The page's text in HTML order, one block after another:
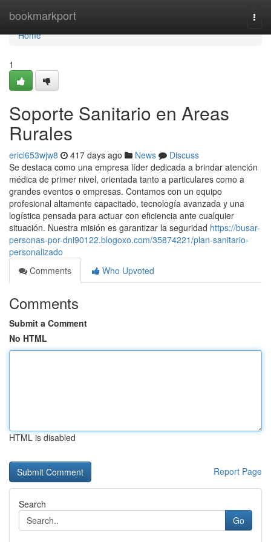
bookmarkport
Home
Home
1
Soporte Sanitario en Areas
Rurales
ericl653wjw8 417 days ago News
Discuss
Se destaca como una empresa líder dedicada a brindar atención
médica de primer nivel, orientada tanto a particulares como a
grandes eventos o empresas. Contamos con un equipo
profesional altamente capacitado, tecnología avanzada y una
logística pensada para actuar con eficiencia ante cualquier
situación. Nuestra misión es garantizar la seguridad https://busar-
personas-por-dni90122.blogoxo.com/35874221/plan-sanitario-
personalizado
Comments
Who Upvoted
Comments
Submit a Comment
No HTML
HTML is disabled
Report Page
Search
Go